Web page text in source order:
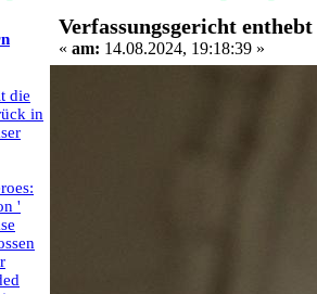
die
in
'
Verfassungsgericht
« am: 14.08.2024, 19:18:39 »